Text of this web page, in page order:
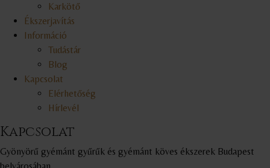
Karkötő
Ékszerjavítás
Információ
Tudástár
Blog
Kapcsolat
Elérhetőség
Hírlevél
Kapcsolat
Gyönyörű gyémánt gyűrűk és gyémánt köves ékszerek Budapest